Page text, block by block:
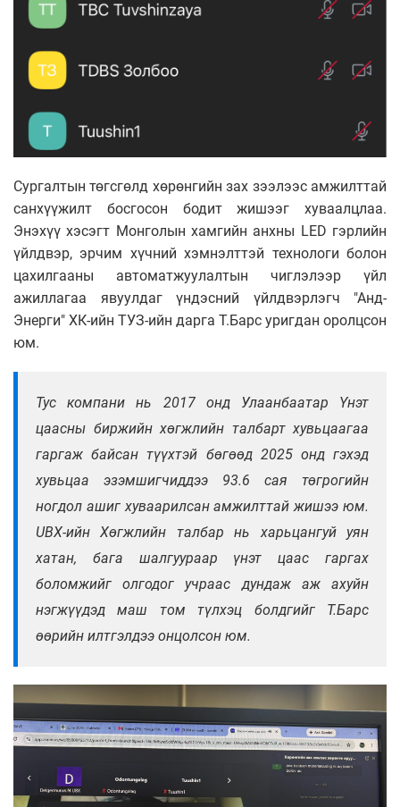
Сургалтын төгсгөлд хөрөнгийн зах зээлээс амжилттай
санхүүжилт босгосон бодит жишээг хуваалцлаа.
Энэхүү хэсэгт Монголын хамгийн анхны LED гэрлийн
үйлдвэр, эрчим хүчний хэмнэлттэй технологи болон
цахилгааны автоматжуулалтын чиглэлээр үйл
ажиллагаа явуулдаг үндэсний үйлдвэрлэгч "Анд-
Энерги" ХК-ийн ТУЗ-ийн дарга Т.Барс уригдан оролцсон
юм.
Тус компани нь 2017 онд Улаанбаатар Үнэт
цаасны биржийн хөгжлийн талбарт хувьцаагаа
гаргаж байсан түүхтэй бөгөөд 2025 онд гэхэд
хувьцаа эзэмшигчиддээ 93.6 сая төгрогийн
ногдол ашиг хуваарилсан амжилттай жишээ юм.
UBX-ийн Хөгжлийн талбар нь харьцангуй уян
хатан, бага шалгуураар үнэт цаас гаргах
боломжийг олгодог учраас дундаж аж ахуйн
нэгжүүдэд маш том түлхэц болдгийг Т.Барс
өөрийн илтгэлдээ онцолсон юм.